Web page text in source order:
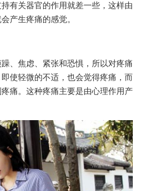
有关器官的作用就差一些，这样由
产生疼痛的感觉。
、焦虑、紧张和恐惧，所以对疼痛
使轻微的不适，也会觉得疼痛，而
痛。这种疼痛主要是由心理作用产